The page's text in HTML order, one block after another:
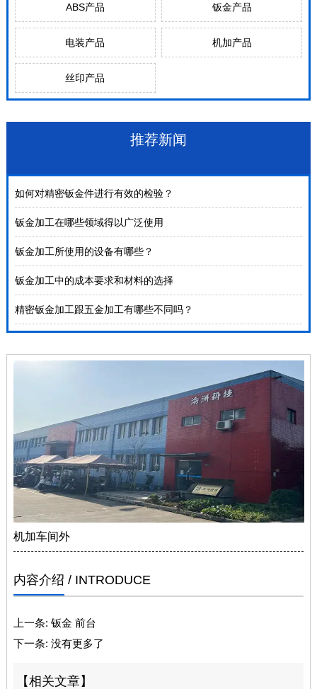
ABS产品 钣金产品
电装产品 机加产品
丝印产品
推荐新闻
如何对精密钣金件进行有效的检验？
钣金加工在哪些领域得以广泛使用
钣金加工所使用的设备有哪些？
钣金加工中的成本要求和材料的选择
精密钣金加工跟五金加工有哪些不同吗？
机加车间外
内容介绍 / INTRODUCE
上一条: 钣金 前台
下一条: 没有更多了
【相关文章】